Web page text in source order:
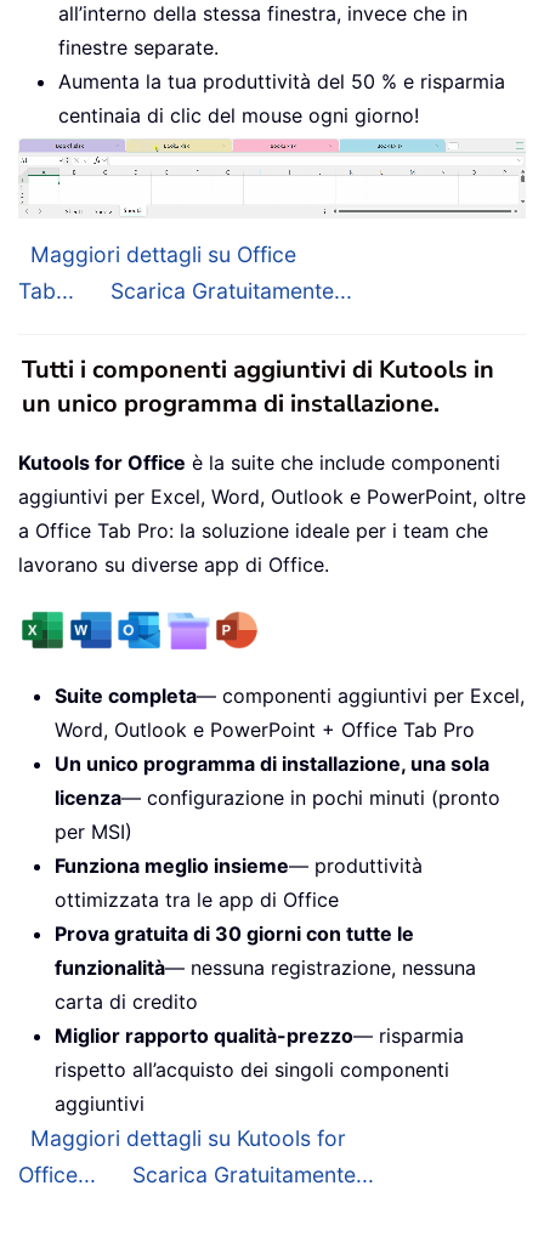
all’interno della stessa finestra, invece che in
finestre separate.
Aumenta la tua produttività del 50 % e risparmia
centinaia di clic del mouse ogni giorno!
Maggiori dettagli su Office
Tab...
Scarica Gratuitamente...
Tutti i componenti aggiuntivi di Kutools in
un unico programma di installazione.
Kutools for Office è la suite che include componenti
aggiuntivi per Excel, Word, Outlook e PowerPoint, oltre
a Office Tab Pro: la soluzione ideale per i team che
lavorano su diverse app di Office.
Suite completa— componenti aggiuntivi per Excel,
Word, Outlook e PowerPoint + Office Tab Pro
Un unico programma di installazione, una sola
licenza— configurazione in pochi minuti (pronto
per MSI)
Funziona meglio insieme— produttività
ottimizzata tra le app di Office
Prova gratuita di 30 giorni con tutte le
funzionalità— nessuna registrazione, nessuna
carta di credito
Miglior rapporto qualità-prezzo— risparmia
rispetto all’acquisto dei singoli componenti
aggiuntivi
Maggiori dettagli su Kutools for
Office...
Scarica Gratuitamente...